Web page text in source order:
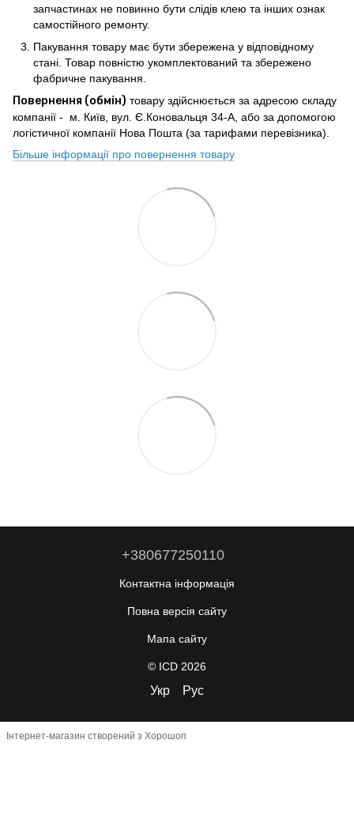
запчастинах не повинно бути слідів клею та інших ознак
самостійного ремонту.
Пакування товару має бути збережена у відповідному
стані. Товар повністю укомплектований та збережено
фабричне пакування.
Повернення (обмін) товару здійснюється за адресою складу
компанії - м. Київ, вул. Є.Коновальця 34-А, або за допомогою
логістичної компанії Нова Пошта (за тарифами перевізника).
Більше інформації про повернення товару
+380677250110
Контактна інформація
Повна версія сайту
Мапа сайту
© ICD 2026
Укр Рус
Інтернет-магазин створений з Хорошоп